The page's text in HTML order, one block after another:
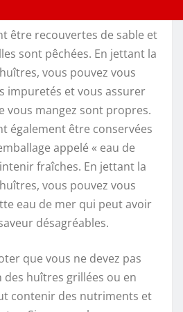
être recouvertes de sable et
sont pêchées. En jettant la
vous pouvez vous
impuretés et vous assurer
vous mangez sont propres.
également être conservées
appelé « eau de
fraîches. En jettant la
vous pouvez vous
eau de mer qui peut avoir
désagréables.
que vous ne devez pas
des huîtres grillées ou en
contenir des nutriments et